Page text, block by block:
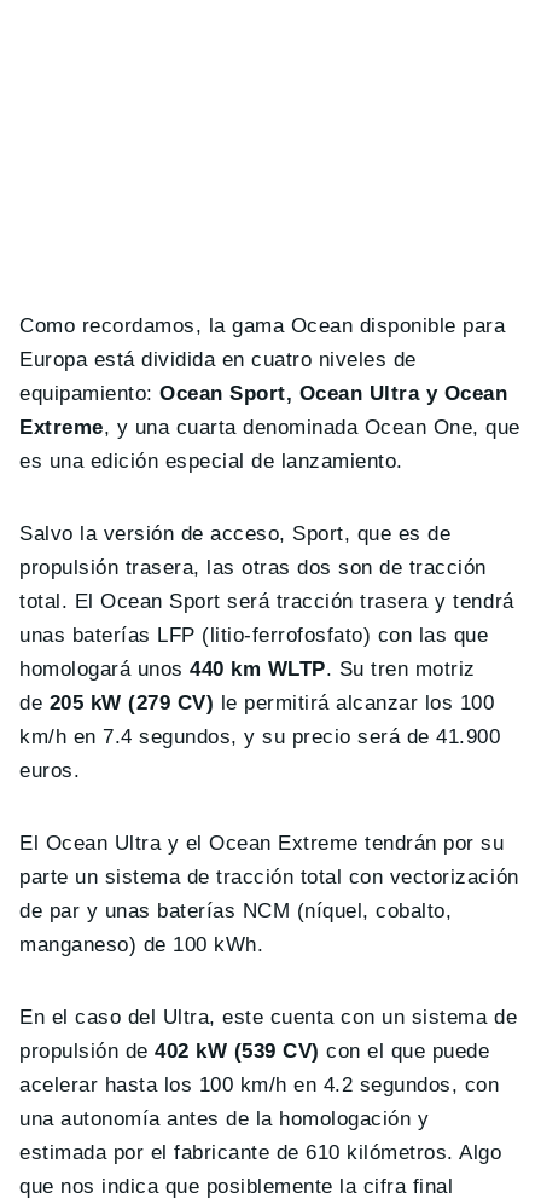
Como recordamos, la gama Ocean disponible para
Europa está dividida en cuatro niveles de
equipamiento:Ocean Sport, Ocean Ultra y Ocean
Extreme, y una cuarta denominada Ocean One, que
es una edición especial de lanzamiento.
Salvo la versión de acceso, Sport, que es de
propulsión trasera, las otras dos son de tracción
total. El Ocean Sport será tracción trasera y tendrá
unas baterías LFP (litio-ferrofosfato) con las que
homologará unos440 km WLTP. Su tren motriz
de 205 kW (279 CV) le permitirá alcanzar los 100
km/h en 7.4 segundos, y su precio será de 41.900
euros.
El Ocean Ultra y el Ocean Extreme tendrán por su
parte un sistema de tracción total con vectorización
de par y unas baterías NCM (níquel, cobalto,
manganeso) de 100 kWh.
En el caso del Ultra, este cuenta con un sistema de
propulsión de402 kW (539 CV) con el que puede
acelerar hasta los 100 km/h en 4.2 segundos, con
una autonomía antes de la homologación y
estimada por el fabricante de 610 kilómetros. Algo
que nos indica que posiblemente la cifra final